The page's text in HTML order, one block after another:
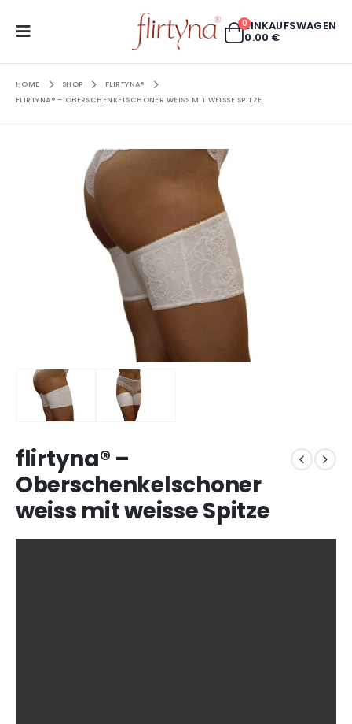
0EINKAUFSWAGEN
0.00 €
HOME SHOP
FLIRTYNA®
FLIRTYNA® – OBERSCHENKELSCHONER WEISS MIT WEISSE SPITZE
flirtyna® –
Oberschenkelschoner
weiss mit weisse Spitze